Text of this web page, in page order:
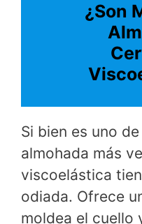
¿Son
Si bien es uno
almohada más
viscoelástica
odiada. Ofrece
moldea el cuello